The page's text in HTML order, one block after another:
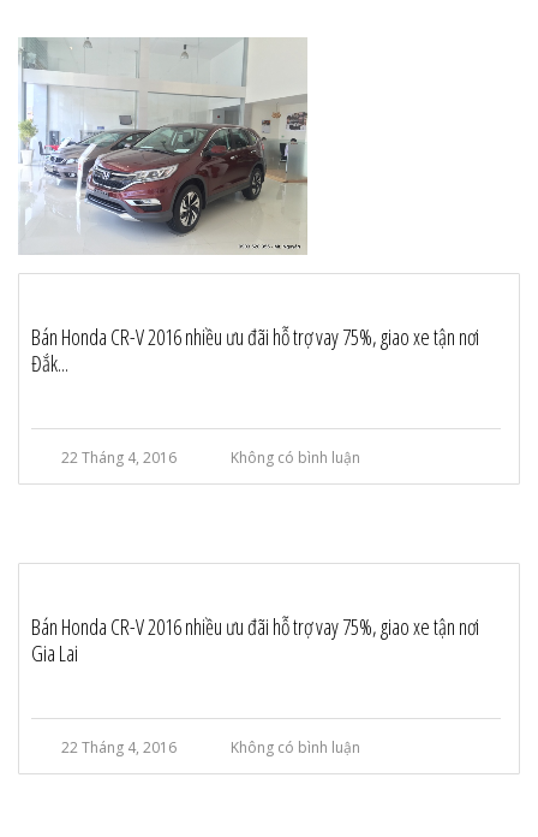
Bán Honda CR-V 2016 nhiều ưu đãi hỗ trợ vay 75%, giao xe tận nơi
Đắk...
22 Tháng 4, 2016 Không có bình luận
Bán Honda CR-V 2016 nhiều ưu đãi hỗ trợ vay 75%, giao xe tận nơi
Gia Lai
22 Tháng 4, 2016 Không có bình luận